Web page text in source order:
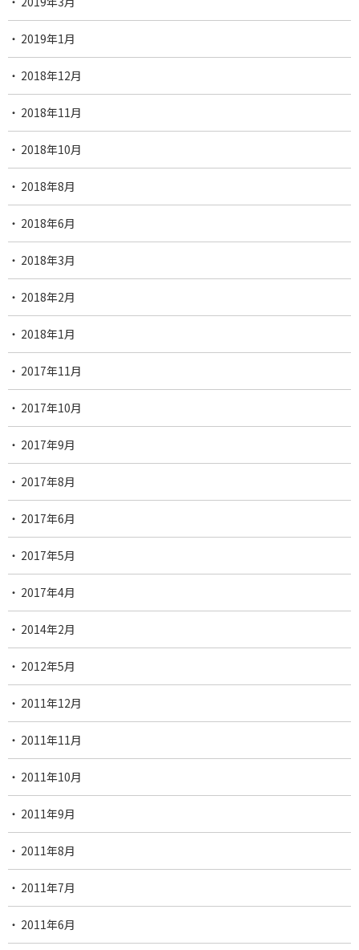
2019年1月
2018年12月
2018年11月
2018年10月
2018年8月
2018年6月
2018年3月
2018年2月
2018年1月
2017年11月
2017年10月
2017年9月
2017年8月
2017年6月
2017年5月
2017年4月
2014年2月
2012年5月
2011年12月
2011年11月
2011年10月
2011年9月
2011年8月
2011年7月
2011年6月